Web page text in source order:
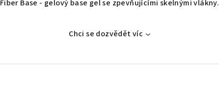
Fiber Base - gelový base gel se zpevňujícími skelnými vlákny.
Chci se dozvědět víc